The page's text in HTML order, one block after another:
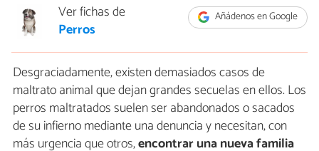
Añádenos en Google
Ver fichas de
Perros
Desgraciadamente, existen demasiados casos de
maltrato animal que dejan grandes secuelas en ellos. Los
perros maltratados suelen ser abandonados o sacados
de su infierno mediante una denuncia y necesitan, con
más urgencia que otros,encontrar una nueva familia